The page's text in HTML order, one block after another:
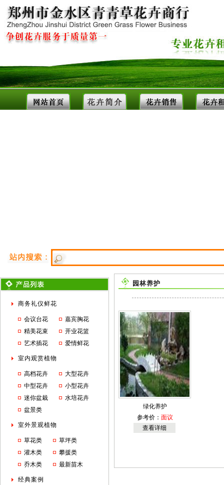
商务礼仪鲜花
会议台花
嘉宾胸花
精美花束
开业花篮
艺术插花
爱情鲜花
室内观赏植物
高档花卉
大型花卉
中型花卉
小型花卉
迷你盆栽
水培花卉
盆景类
室外景观植物
草花类
草坪类
灌木类
攀援类
乔木类
最新苗木
经典案例
园林养护
绿化养护
参考价： 面议
查看详细